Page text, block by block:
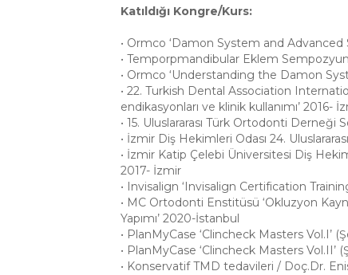
Katıldığı Kongre/Kurs:
• Ormco ‘Damon System and
• Temporpmandibular Eklem
• Ormco ‘Understanding the Damon
• 22. Turkish Dental Association
endikasyonları ve klinik kullanımı’ 2016-
• 15. Uluslararası Türk Ortodonti Derneği
• İzmir Diş Hekimleri Odası 24.
• İzmir Katip Çelebi Üniversitesi Diş
2017- İzmir
• Invisalign ‘Invisalign Certification
• MC Ortodonti Enstitüsü ‘Okluzyon
Yapımı’ 2020-İstanbul
• PlanMyCase ‘Clincheck Masters Vol.I’
• PlanMyCase ‘Clincheck Masters
• Konservatif TMD tedavileri / Doç.Dr.